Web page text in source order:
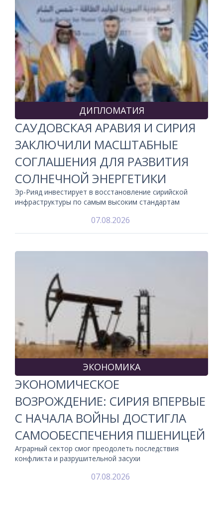
ДИПЛОМАТИЯ
САУДОВСКАЯ АРАВИЯ И СИРИЯ
ЗАКЛЮЧИЛИ МАСШТАБНЫЕ
СОГЛАШЕНИЯ ДЛЯ РАЗВИТИЯ
СОЛНЕЧНОЙ ЭНЕРГЕТИКИ
Эр-Рияд инвестирует в восстановление сирийской
инфраструктуры по самым высоким стандартам
07.08.2026
ЭКОНОМИКА
ЭКОНОМИЧЕСКОЕ
ВОЗРОЖДЕНИЕ: СИРИЯ ВПЕРВЫЕ
С НАЧАЛА ВОЙНЫ ДОСТИГЛА
САМООБЕСПЕЧЕНИЯ ПШЕНИЦЕЙ
Аграрный сектор смог преодолеть последствия
конфликта и разрушительной засухи
07.08.2026